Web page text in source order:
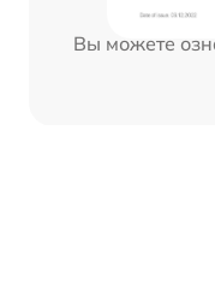
Вы можете